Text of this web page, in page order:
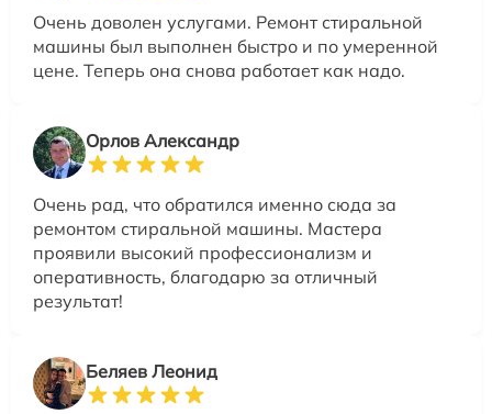
Очень доволен услугами. Ремонт стиральной
машины был выполнен быстро и по умеренной
цене. Теперь она снова работает как надо.
Орлов Александр
Очень рад, что обратился именно сюда за
ремонтом стиральной машины. Мастера
проявили высокий профессионализм и
оперативность, благодарю за отличный
результат!
Беляев Леонид